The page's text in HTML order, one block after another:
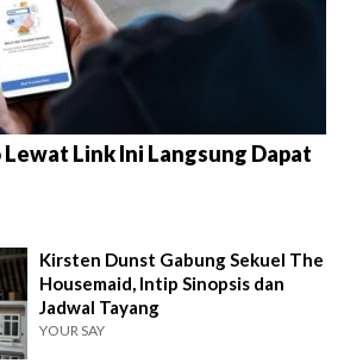
Link Ini Langsung Dapat
Kirsten Dunst Gabung Sekuel The
Housemaid, Intip Sinopsis dan
Jadwal Tayang
YOUR SAY